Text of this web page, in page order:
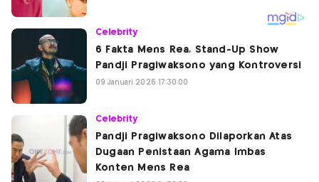
Celebrity
6 Fakta Mens Rea, Stand-Up Show
Pandji Pragiwaksono yang Kontroversi
09 Januari 2026 17:30:00
Celebrity
Pandji Pragiwaksono Dilaporkan Atas
Dugaan Penistaan Agama Imbas
Konten Mens Rea